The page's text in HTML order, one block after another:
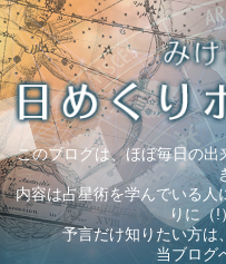
このブログは、ほぼ毎日の
内容は占星術を学んでいる人
りに（!
予言だけ知りたい方は
当ブログ